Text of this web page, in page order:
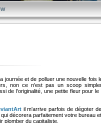
journée et de polluer une nouvelle fois
non ce n'est pas un scoop
de l'originalité, une petite fleur pour le
il m'arrive parfois de dégoter
décorera parfaitement votre bureau
plomber du capitaliste.